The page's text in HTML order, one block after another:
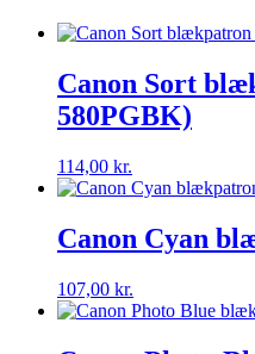
551)
Canon Sort
580PGBK)
114,00 kr.
Canon Cyan
107,00 kr.